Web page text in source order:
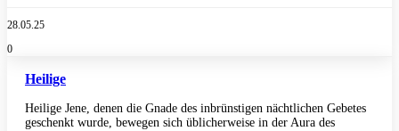
28.05.25
0
Heilige
Heilige Jene, denen die Gnade des inbrünstigen nächtlichen Gebetes
geschenkt wurde, bewegen sich üblicherweise in der Aura des